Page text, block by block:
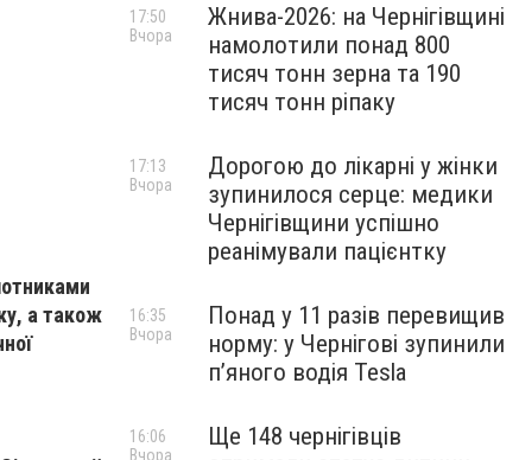
а також
Жнива-2026: на Чернігівщині
намолотили понад 800
тисяч тонн зерна та 190
тисяч тонн ріпаку
17:50
Вчора
Дорогою до лікарні у жінки
зупинилося серце: медики
Чернігівщини успішно
реанімували пацієнтку
17:13
Вчора
Понад у 11 разів перевищив
норму: у Чернігові зупинили
пʼяного водія Tesla
16:35
Вчора
Ще 148 чернігівців
16:06
Вчора